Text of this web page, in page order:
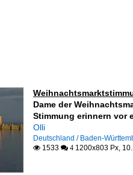
Dame der
Stimmung erinnern vor
Olli
Deutschland / Baden-
1533  41200x803 Px,